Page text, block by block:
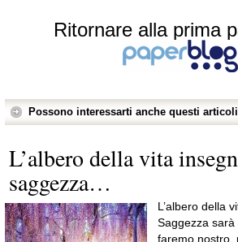
Ritornare alla prima
Possono interessarti anche questi
L’albero della vita
saggezza…
L’albero della
Saggezza
faremo nostro,